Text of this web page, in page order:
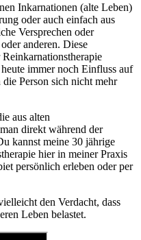
Inkarnationen (alte Leben)
oder auch einfach aus
Versprechen oder
anderen. Diese
immer noch Einfluss auf
Person sich nicht mehr
aus alten
direkt während der
kannst meine 30 jährige
hier in meiner Praxis
persönlich erleben oder per
den Verdacht, dass
Leben belastet.